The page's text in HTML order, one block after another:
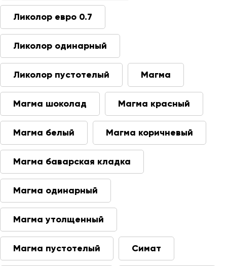
Ликолор евро 0.7
Ликолор одинарный
Ликолор пустотелый Магма
Магма шоколад Магма красный
Магма белый Магма коричневый
Магма баварская кладка
Магма одинарный
Магма утолщенный
Магма пустотелый Симат